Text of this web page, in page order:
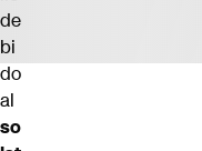
de
bi
do
al
so